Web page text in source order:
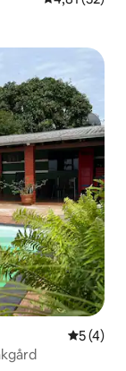
5 av 5 i
5 (4)